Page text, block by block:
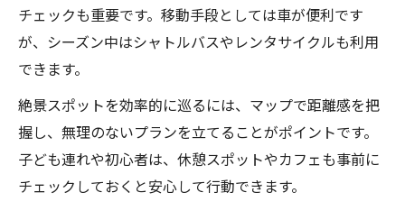
チェックも重要です。移動手段としては車が便利です
が、シーズン中はシャトルバスやレンタサイクルも利用
できます。
絶景スポットを効率的に巡るには、マップで距離感を把
握し、無理のないプランを立てることがポイントです。
子ども連れや初心者は、休憩スポットやカフェも事前に
チェックしておくと安心して行動できます。